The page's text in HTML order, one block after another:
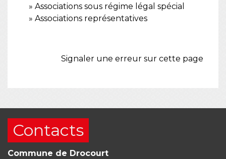
Associations sous régime légal spécial
Associations représentatives
Signaler une erreur sur cette page
Contacts
Commune de Drocourt